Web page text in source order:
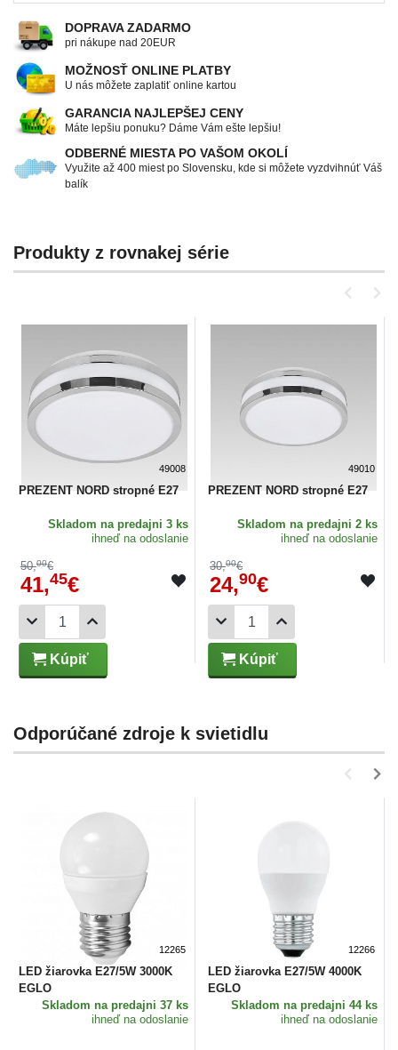
DOPRAVA ZADARMO
pri nákupe nad 20EUR
MOŽNOSŤ ONLINE PLATBY
U nás môžete zaplatiť online kartou
GARANCIA NAJLEPŠEJ CENY
Máte lepšiu ponuku? Dáme Vám ešte lepšiu!
ODBERNÉ MIESTA PO VAŠOM OKOLÍ
Využite až 400 miest po Slovensku, kde si môžete vyzdvihnúť Váš
balík
Produkty z rovnakej série
49008
PREZENT NORD stropné E27
Skladom na predajni 3 ks
ihneď na odoslanie
50,00€
41,45€
Kúpiť
49010
PREZENT NORD stropné E27
Skladom na predajni 2 ks
ihneď na odoslanie
30,00€
24,90€
Kúpiť
Odporúčané zdroje k svietidlu
12265
LED žiarovka E27/5W 3000K
EGLO
Skladom na predajni 37 ks
ihneď na odoslanie
12266
LED žiarovka E27/5W 4000K
EGLO
Skladom na predajni 44 ks
ihneď na odoslanie